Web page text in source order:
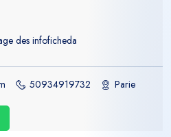
des infoficheda
50934919732 Parie